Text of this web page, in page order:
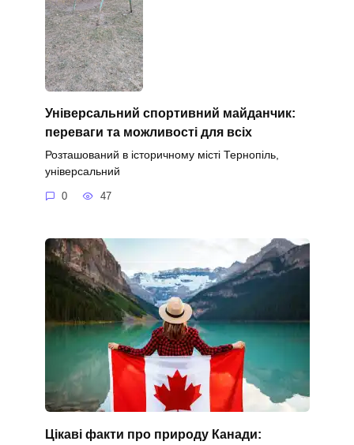
Універсальний спортивний майданчик:
переваги та можливості для всіх
Розташований в історичному місті Тернопіль,
універсальний
0 47
Цікаві факти про природу Канади: